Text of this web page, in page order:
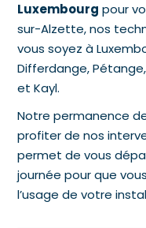
Luxembourg pour
sur-Alzette, nos
vous soyez à
Differdange,
et Kayl.
Notre permanence
profiter de nos
permet de vous
journée pour que
l’usage de votre